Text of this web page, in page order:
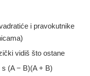
i pravokutnike
vidiš što ostane
(A − B)(A + B)